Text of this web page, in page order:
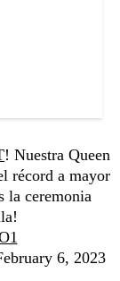
! Nuestra Queen
récord a mayor
la ceremonia
6, 2023